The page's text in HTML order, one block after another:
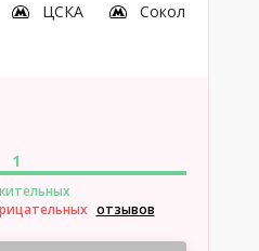
ЦСКА
Сокол
1
отзывов